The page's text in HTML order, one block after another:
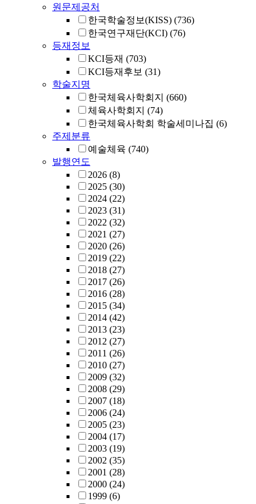
원문제공처
한국학술정보(KISS) (736)
한국연구재단(KCI) (76)
등재정보
KCI등재 (703)
KCI등재후보 (31)
학술지명
한국체육사학회지 (660)
체육사학회지 (74)
한국체육사학회 학술세미나집 (6)
주제분류
예술체육 (740)
발행연도
2026 (8)
2025 (30)
2024 (22)
2023 (31)
2022 (32)
2021 (27)
2020 (26)
2019 (22)
2018 (27)
2017 (26)
2016 (28)
2015 (34)
2014 (42)
2013 (23)
2012 (27)
2011 (26)
2010 (27)
2009 (32)
2008 (29)
2007 (18)
2006 (24)
2005 (23)
2004 (17)
2003 (19)
2002 (35)
2001 (28)
2000 (24)
1999 (6)